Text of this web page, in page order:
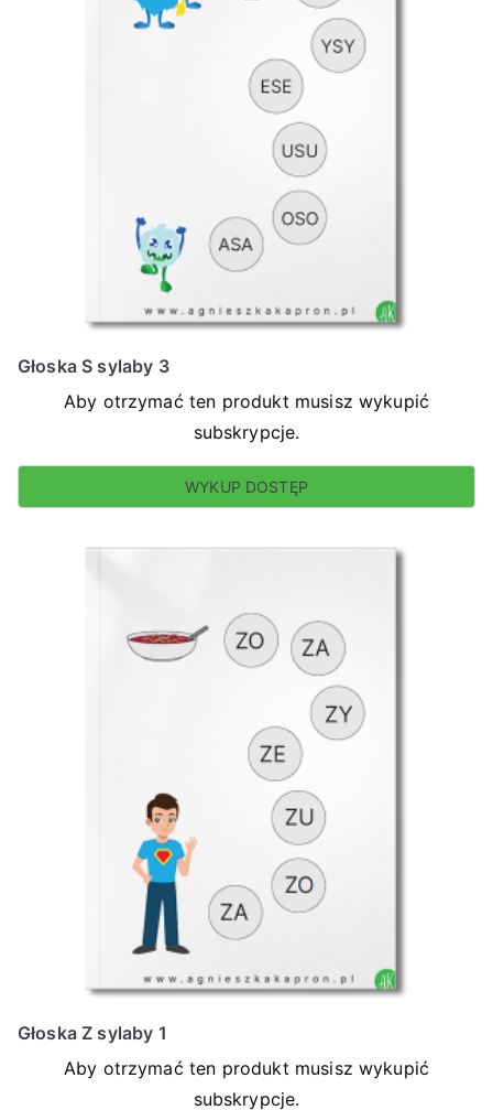
Głoska S sylaby 3
Aby otrzymać ten produkt musisz wykupić
subskrypcje.
WYKUP DOSTĘP
Głoska Z sylaby 1
Aby otrzymać ten produkt musisz wykupić
subskrypcje.